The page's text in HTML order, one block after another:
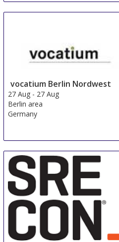
vocatium Berlin Nordwest
27 Aug - 27 Aug
Berlin area
Germany